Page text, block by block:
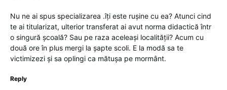
Nu ne ai spus specializarea .îți este rușine cu ea? Atunci cind
te ai titularizat, ulterior transferat ai avut norma didactică într
o singură școală? Sau pe raza aceleași localității? Acum cu
două ore în plus mergi la șapte scoli. E la modă sa te
victimizezi și sa oplingi ca mătușa pe mormânt.
Reply